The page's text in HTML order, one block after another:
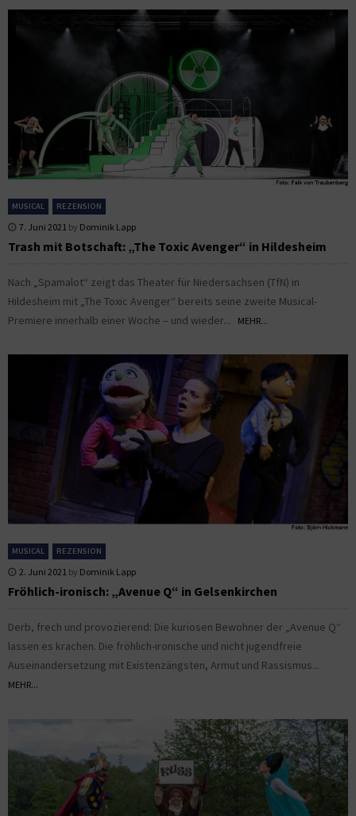
MUSICAL REZENSION
7. Juni 2021 by Dominik Lapp
Trash mit Botschaft: „The Toxic Avenger“ in Hildesheim
Nach „Spamalot“ zeigt das Theater für Niedersachsen (TfN) in
Hildesheim mit „The Toxic Avenger“ bereits seine zweite Musical-
Premiere innerhalb einer Woche – und wieder...
MEHR...
MUSICAL REZENSION
2. Juni 2021 by Dominik Lapp
Fröhlich-ironisch: „Avenue Q“ in Gelsenkirchen
Derb, frech und provozierend: Die kuriosen Bewohner der „Avenue Q“
lassen es krachen. Die fröhlich-ironische und nicht jugendfreie
Auseinandersetzung mit Existenzängsten, Armut und Rassismus...
MEHR...